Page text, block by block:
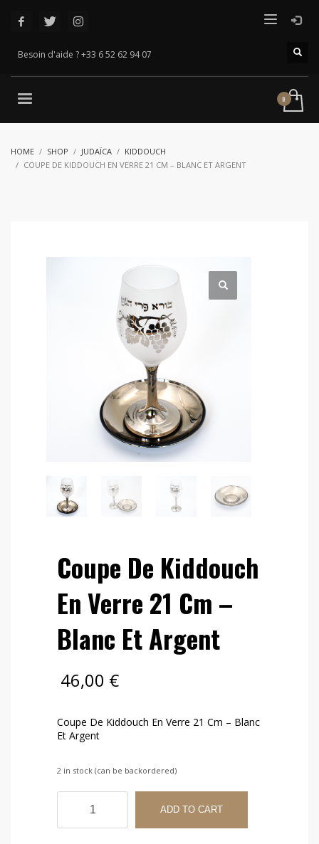
Besoin d'aide ? +33 6 52 62 94 07
HOME SHOP JUDAÏCA
KIDDOUCH
COUPE DE KIDDOUCH EN VERRE 21 CM – BLANC ET ARGENT
Coupe De Kiddouch
En Verre 21 Cm –
Blanc Et Argent
46,00 €
Coupe De Kiddouch En Verre 21 Cm – Blanc
Et Argent
2 in stock (can be backordered)
Coupe
Kiddouch
ADD TO CART